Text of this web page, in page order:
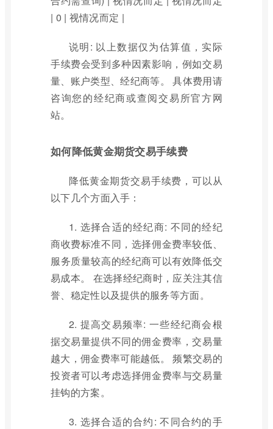
| 0 | 视情况而定 |
说明: 以上数据仅为估算值，实际
手续费会受到多种因素影响，例如交易
量、账户类型、经纪商等。 具体费用请
咨询您的经纪商或查阅交易所官方网
站。
如何降低黄金期货交易手续费
降低黄金期货交易手续费，可以从
以下几个方面入手：
1. 选择合适的经纪商: 不同的经纪
商收费标准不同，选择佣金费率较低、
服务质量较高的经纪商可以有效降低交
易成本。 在选择经纪商时，应关注其信
誉、稳定性以及提供的服务等方面。
2. 提高交易频率: 一些经纪商会根
据交易量提供不同的佣金费率，交易量
越大，佣金费率可能越低。 频繁交易的
投资者可以考虑选择佣金费率与交易量
挂钩的方案。
3. 选择合适的合约: 不同合约的手